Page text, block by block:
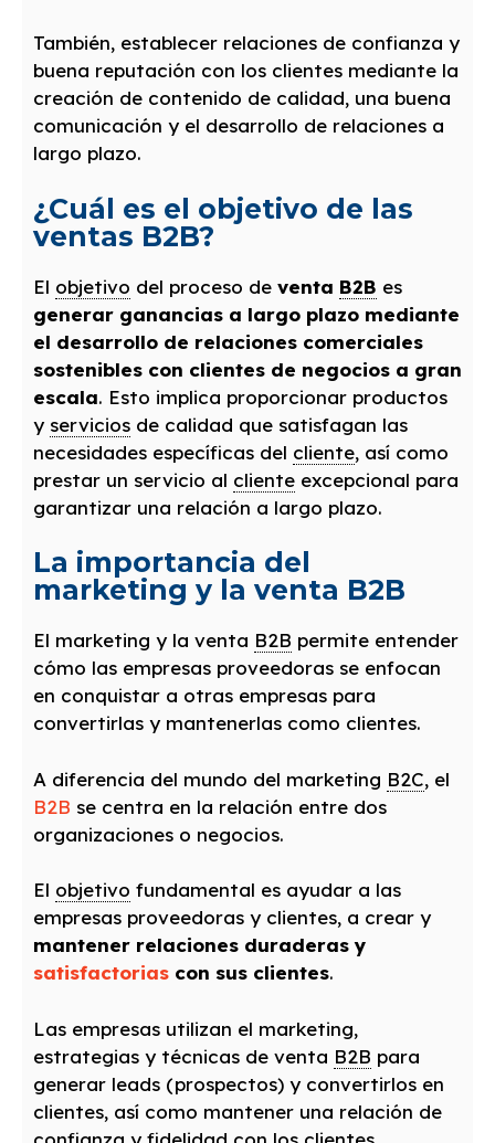
También, establecer relaciones de confianza y
buena reputación con los clientes mediante la
creación de contenido de calidad, una buena
comunicación y el desarrollo de relaciones a
largo plazo.
¿Cuál es el objetivo de las
ventas B2B?
El objetivo del proceso de venta B2B es
generar ganancias a largo plazo mediante
el desarrollo de relaciones comerciales
sostenibles con clientes de negocios a gran
escala. Esto implica proporcionar productos
y servicios de calidad que satisfagan las
necesidades específicas del cliente, así como
prestar un servicio al cliente excepcional para
garantizar una relación a largo plazo.
La importancia del
marketing y la venta B2B
El marketing y la venta B2B permite entender
cómo las empresas proveedoras se enfocan
en conquistar a otras empresas para
convertirlas y mantenerlas como clientes.
A diferencia del mundo del marketing B2C, el
B2B se centra en la relación entre dos
organizaciones o negocios.
El objetivo fundamental es ayudar a las
empresas proveedoras y clientes, a crear y
mantener relaciones duraderas y
satisfactorias con sus clientes.
Las empresas utilizan el marketing,
estrategias y técnicas de venta B2B para
generar leads (prospectos) y convertirlos en
clientes, así como mantener una relación de